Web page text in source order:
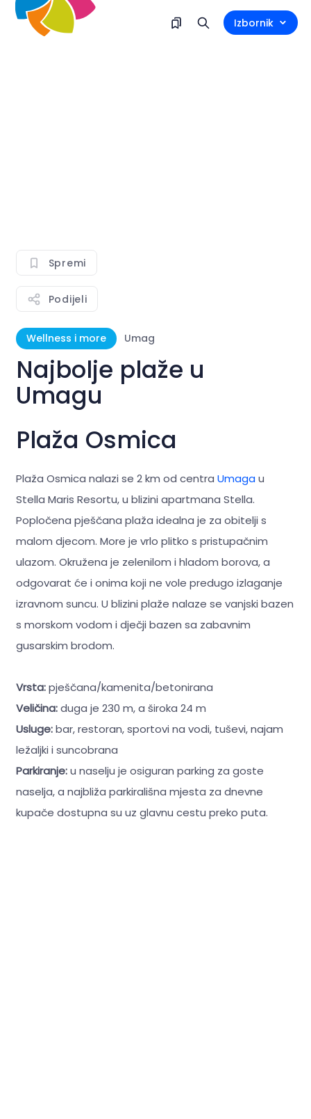
Izbornik
Spremi
Podijeli
Wellness i more Umag
Najbolje plaže u
Umagu
Plaža Osmica
Plaža Osmica nalazi se 2 km od centra Umagau
Stella Maris Resortu, u blizini apartmana Stella.
Popločena pješčana plaža idealna je za obitelji s
malom djecom. More je vrlo plitko s pristupačnim
ulazom. Okružena je zelenilom i hladom borova, a
odgovarat će i onima koji ne vole predugo izlaganje
izravnom suncu. U blizini plaže nalaze se vanjski bazen
s morskom vodom i dječji bazen sa zabavnim
gusarskim brodom.
Vrsta:pješčana/kamenita/betonirana
Veličina:duga je 230 m, a široka 24 m
Usluge:bar, restoran, sportovi na vodi, tuševi, najam
ležaljki i suncobrana
Parkiranje:u naselju je osiguran parking za goste
naselja, a najbliža parkirališna mjesta za dnevne
kupače dostupna su uz glavnu cestu preko puta.